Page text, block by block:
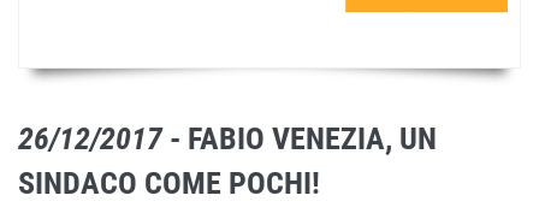
26/12/2017- FABIO VENEZIA, UN
SINDACO COME POCHI!